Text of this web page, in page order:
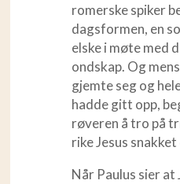
romerske spiker
dagsformen, en
elske i møte med
ondskap. Og
gjemte seg og
hadde gitt opp,
røveren å tro på
rike Jesus snakket
Når Paulus sier